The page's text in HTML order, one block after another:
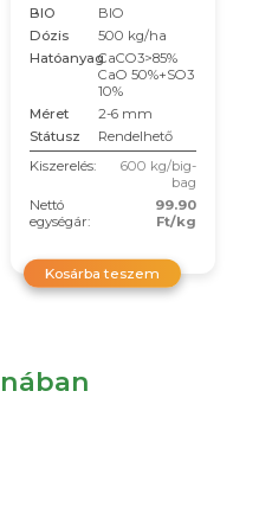
BIO
BIO
Dózis
500 kg/ha
HatóanyagCaCO3>85%
CaO 50%+SO3
10%
Méret
2-6 mm
Státusz
Rendelhető
Kiszerelés:
600 kg/big-
bag
Nettó
egységár:
99.90
Ft/kg
Kosárba teszem